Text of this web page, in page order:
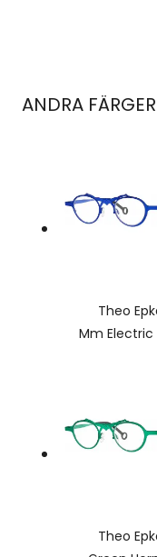
ANDRA FÄRGER
Theo
Mm Electric
Theo